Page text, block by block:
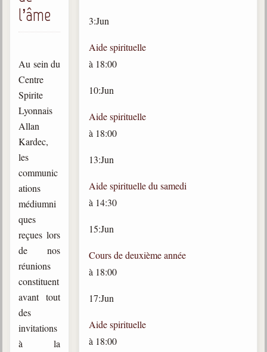
Ouvrages
Bulletins "Le Spiritisme"
Newsletters
trimestrielles
Sujets du mois
Citations
Maximes
Enregistrements
séance d'aide spirituelle
Diaporamas
Powerpoints
Enseignement
Cours dispensés au Centre
L'Agora
Posez-nous des questions
l’âme
Au sein du
Centre
Spirite
Lyonnais
Allan
Kardec,
les
communic
ations
médiumni
ques
reçues lors
de nos
réunions
constituent
avant tout
des
invitations
à la
3:Jun
Aide spirituelle
à 18:00
10:Jun
Aide spirituelle
à 18:00
13:Jun
Aide spirituelle du samedi
à 14:30
15:Jun
Cours de deuxième année
à 18:00
17:Jun
Aide spirituelle
à 18:00